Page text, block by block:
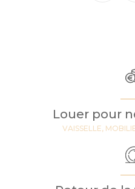
Louer pour
VAISSELLE,